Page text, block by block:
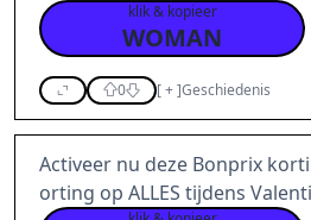
klik & kopieer
WOMAN
0 [+]Geschiedenis
Activeer nu deze Bonprix
orting op ALLES tijdens